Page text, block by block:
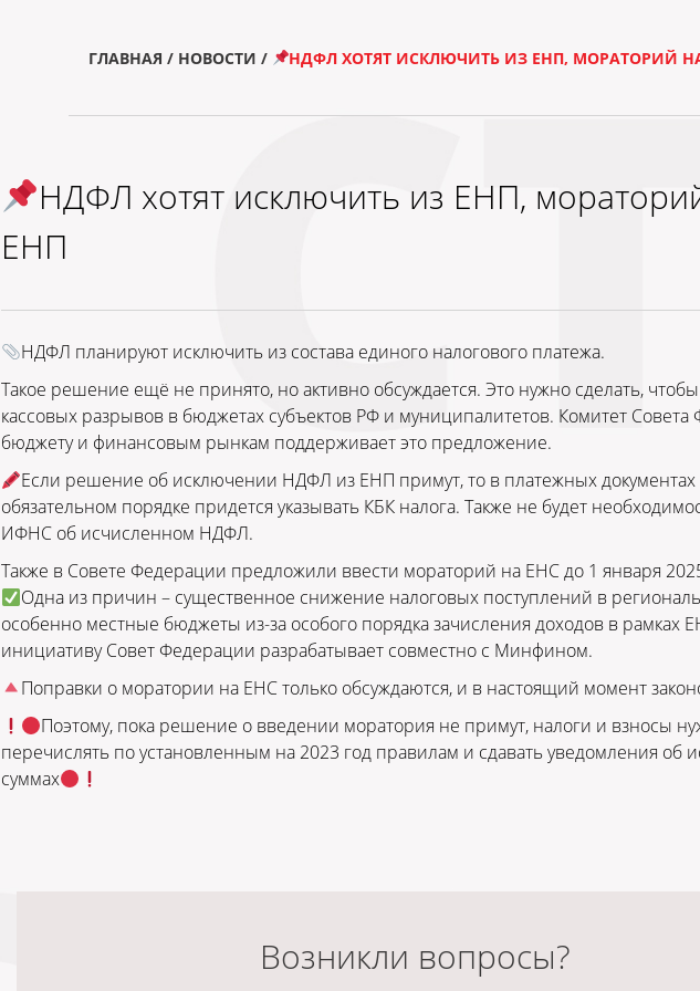
ГЛАВНАЯ / НОВОСТИ / НДФЛ ХОТЯТ ИСКЛЮЧИТЬ ИЗ ЕНП, МОРАТОРИЙ
НДФЛ хотят исключить из ЕНП,
ЕНП
НДФЛ планируют исключить из состава единого налогового платежа.
Такое решение ещё не принято, но активно обсуждается. Это нужно сделать,
кассовых разрывов в бюджетах субъектов РФ и муниципалитетов. Комитет
бюджету и финансовым рынкам поддерживает это предложение.
Если решение об исключении НДФЛ из ЕНП примут, то в платежных
обязательном порядке придется указывать КБК налога. Также не будет
ИФНС об исчисленном НДФЛ.
Также в Совете Федерации предложили ввести мораторий на ЕНС до 1 января
Одна из причин – существенное снижение налоговых поступлений в
особенно местные бюджеты из-за особого порядка зачисления доходов в рамках
инициативу Совет Федерации разрабатывает совместно с Минфином.
Поправки о моратории на ЕНС только обсуждаются, и в настоящий момент
Поэтому, пока решение о введении моратория не примут, налоги и взносы
перечислять по установленным на 2023 год правилам и сдавать уведомления об
суммах
Возникли вопросы?